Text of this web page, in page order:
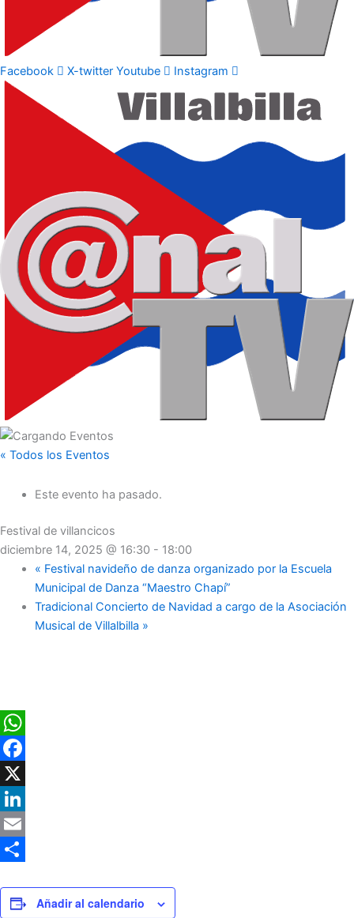
Facebook X-twitter Youtube Instagram
« Todos los Eventos
Este evento ha pasado.
Festival de villancicos
diciembre 14, 2025 @ 16:30 - 18:00
« Festival navideño de danza organizado por la Escuela
Municipal de Danza “Maestro Chapí”
Tradicional Concierto de Navidad a cargo de la Asociación
Musical de Villalbilla »
WhatsApp
Facebook
X
LinkedIn
Email
Añadir al calendario